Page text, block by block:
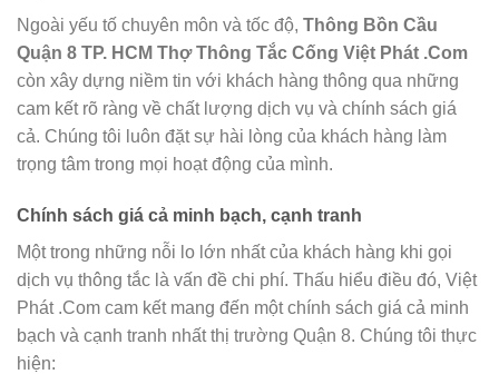
Ngoài yếu tố chuyên môn và tốc độ, Thông Bồn Cầu
Quận 8 TP. HCM Thợ Thông Tắc Cống Việt Phát .Com
còn xây dựng niềm tin với khách hàng thông qua những
cam kết rõ ràng về chất lượng dịch vụ và chính sách giá
cả. Chúng tôi luôn đặt sự hài lòng của khách hàng làm
trọng tâm trong mọi hoạt động của mình.
Chính sách giá cả minh bạch, cạnh tranh
Một trong những nỗi lo lớn nhất của khách hàng khi gọi
dịch vụ thông tắc là vấn đề chi phí. Thấu hiểu điều đó, Việt
Phát .Com cam kết mang đến một chính sách giá cả minh
bạch và cạnh tranh nhất thị trường Quận 8. Chúng tôi thực
hiện: